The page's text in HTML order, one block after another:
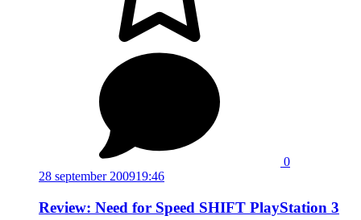
0
28 september 200919:46
Review: Need for Speed SHIFT PlayStation 3